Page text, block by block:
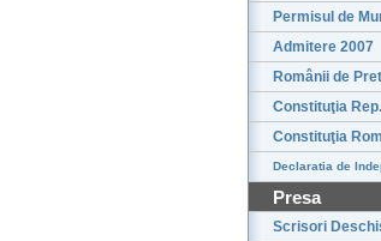
Permisul de
Admitere 2007
Românii de
Constituţia
Constituţia
Declaratia de
Presa
Scrisori